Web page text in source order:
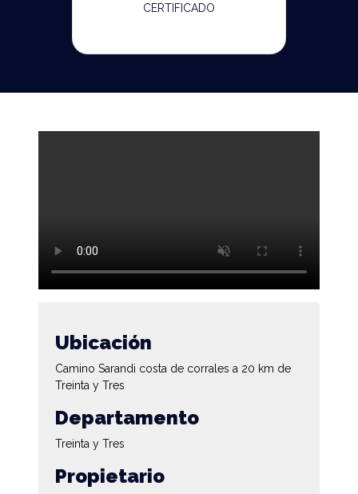
CERTIFICADO
Ubicación
Camino Sarandi costa de corrales a 20 km de
Treinta y Tres
Departamento
Treinta y Tres
Propietario